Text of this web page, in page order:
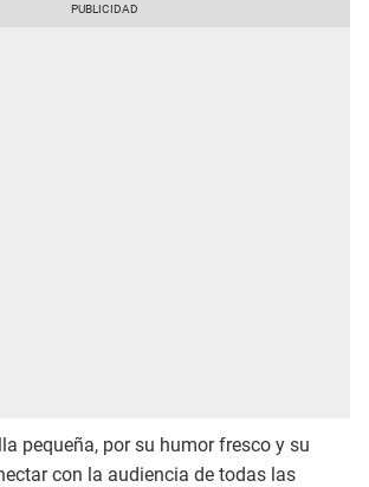
pequeña, por su humor fresco y su
con la audiencia de todas las